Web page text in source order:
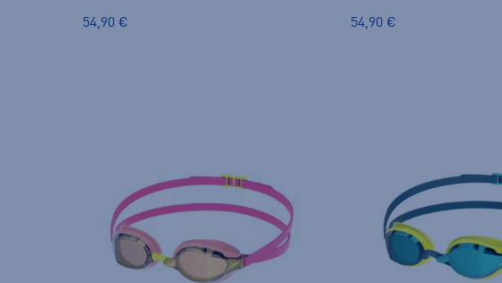
54,90 € 54,90 €